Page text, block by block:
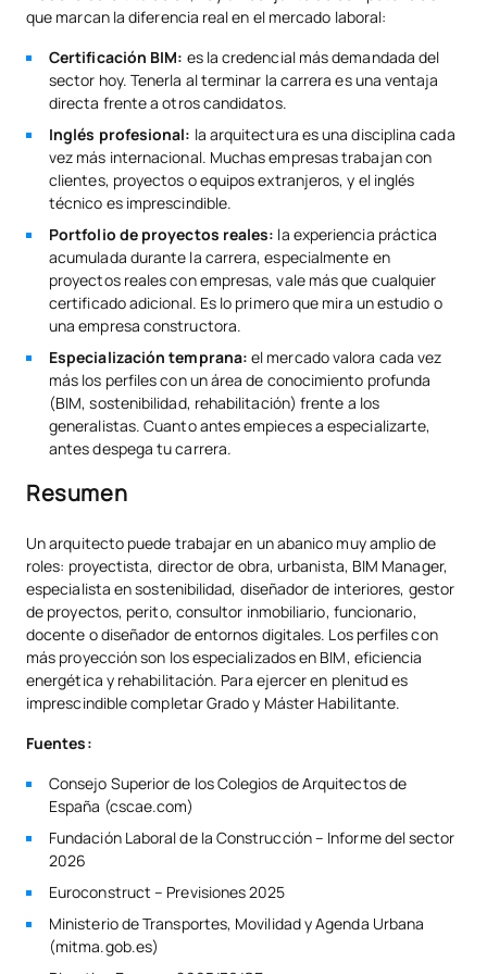
que marcan la diferencia real en el mercado laboral:
Certificación BIM: es la credencial más demandada del
sector hoy. Tenerla al terminar la carrera es una ventaja
directa frente a otros candidatos.
Inglés profesional: la arquitectura es una disciplina cada
vez más internacional. Muchas empresas trabajan con
clientes, proyectos o equipos extranjeros, y el inglés
técnico es imprescindible.
Portfolio de proyectos reales: la experiencia práctica
acumulada durante la carrera, especialmente en
proyectos reales con empresas, vale más que cualquier
certificado adicional. Es lo primero que mira un estudio o
una empresa constructora.
Especialización temprana: el mercado valora cada vez
más los perfiles con un área de conocimiento profunda
(BIM, sostenibilidad, rehabilitación) frente a los
generalistas. Cuanto antes empieces a especializarte,
antes despega tu carrera.
Resumen
Un arquitecto puede trabajar en un abanico muy amplio de
roles: proyectista, director de obra, urbanista, BIM Manager,
especialista en sostenibilidad, diseñador de interiores, gestor
de proyectos, perito, consultor inmobiliario, funcionario,
docente o diseñador de entornos digitales. Los perfiles con
más proyección son los especializados en BIM, eficiencia
energética y rehabilitación. Para ejercer en plenitud es
imprescindible completar Grado y Máster Habilitante.
Fuentes:
Consejo Superior de los Colegios de Arquitectos de
España (cscae.com)
Fundación Laboral de la Construcción – Informe del sector
2026
Euroconstruct – Previsiones 2025
Ministerio de Transportes, Movilidad y Agenda Urbana
(mitma.gob.es)